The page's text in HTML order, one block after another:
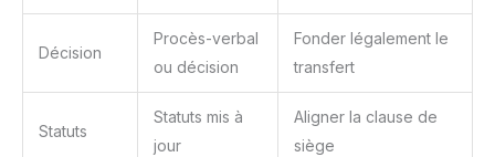
Décision
Procès-verbal
ou décision
Fonder légalement le
transfert
Statuts
Statuts mis à
jour
Aligner la clause de
siège